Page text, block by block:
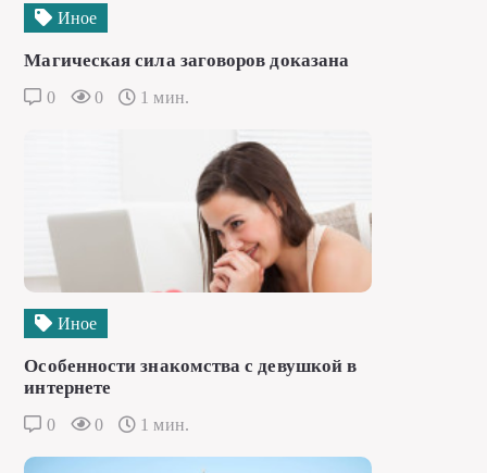
Иное
Магическая сила заговоров доказана
0 0 1 мин.
Иное
Особенности знакомства с девушкой в
интернете
0 0 1 мин.